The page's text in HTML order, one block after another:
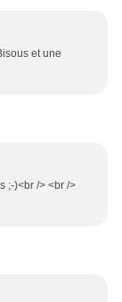
et une
;-)<br /> <br />